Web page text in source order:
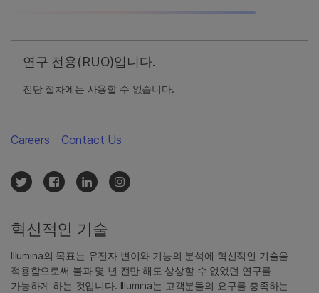
연구 전용(RUO)입니다.
진단 절차에는 사용할 수 없습니다.
혁신적인 기술
Illumina의 목표는 유전자 변이와 기능의 분석에 혁신적인 기술을
적용함으로써 불과 몇 년 전만 해도 상상할 수 없었던 연구를
가능하게 하는 것입니다. Illumina는 고객분들의 요구를 충족하는
Careers Contact Us